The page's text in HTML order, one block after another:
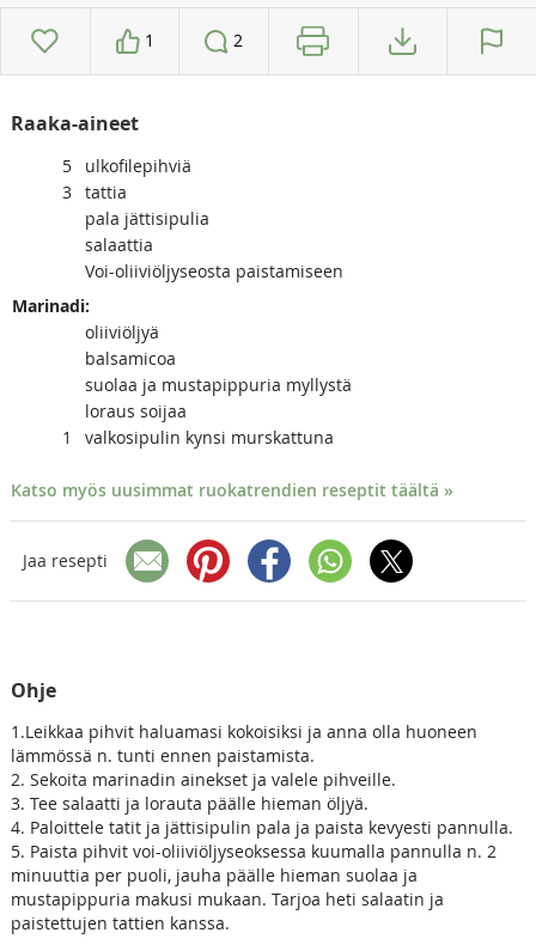
1 2
Raaka-aineet
5
ulkofilepihviä
3 tattia
pala jättisipulia
salaattia
Voi-oliiviöljyseosta paistamiseen
Marinadi:
oliiviöljyä
balsamicoa
suolaa ja mustapippuria myllystä
loraus soijaa
1
valkosipulin kynsi murskattuna
Katso myös uusimmat ruokatrendien reseptit täältä »
Jaa resepti
Ohje
1.Leikkaa pihvit haluamasi kokoisiksi ja anna olla huoneen
lämmössä n. tunti ennen paistamista.
2. Sekoita marinadin ainekset ja valele pihveille.
3. Tee salaatti ja lorauta päälle hieman öljyä.
4. Paloittele tatit ja jättisipulin pala ja paista kevyesti pannulla.
5. Paista pihvit voi-oliiviöljyseoksessa kuumalla pannulla n. 2
minuuttia per puoli, jauha päälle hieman suolaa ja
mustapippuria makusi mukaan. Tarjoa heti salaatin ja
paistettujen tattien kanssa.